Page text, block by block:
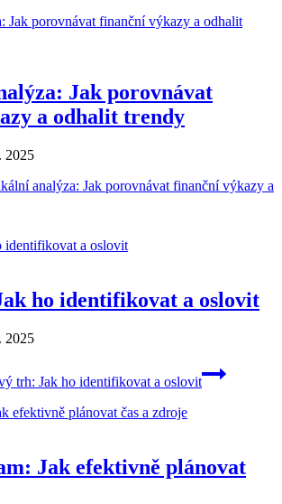
Jak porovnávat
a odhalit trendy
2025
analýza: Jak porovnávat finanční výkazy a
ho identifikovat a oslovit
2025
trh: Jak ho identifikovat a oslovit
Jak efektivně plánovat